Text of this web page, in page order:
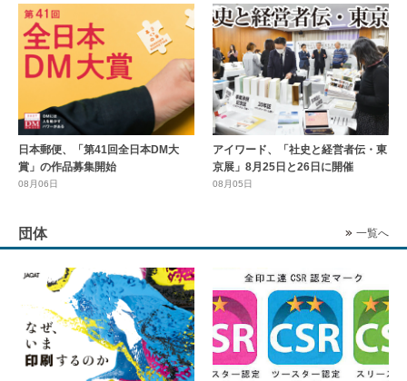
日本郵便、「第41回全日本DM大
賞」の作品募集開始
08月06日
アイワード、「社史と経営者伝・東
京展」8月25日と26日に開催
08月05日
団体 一覧へ